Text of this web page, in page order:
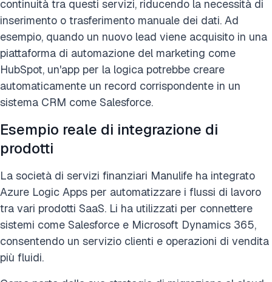
continuità tra questi servizi, riducendo la necessità di
inserimento o trasferimento manuale dei dati. Ad
esempio, quando un nuovo lead viene acquisito in una
piattaforma di automazione del marketing come
HubSpot, un'app per la logica potrebbe creare
automaticamente un record corrispondente in un
sistema CRM come Salesforce.
Esempio reale di integrazione di
prodotti
La società di servizi finanziari Manulife ha integrato
Azure Logic Apps per automatizzare i flussi di lavoro
tra vari prodotti SaaS. Li ha utilizzati per connettere
sistemi come Salesforce e Microsoft Dynamics 365,
consentendo un servizio clienti e operazioni di vendita
più fluidi.